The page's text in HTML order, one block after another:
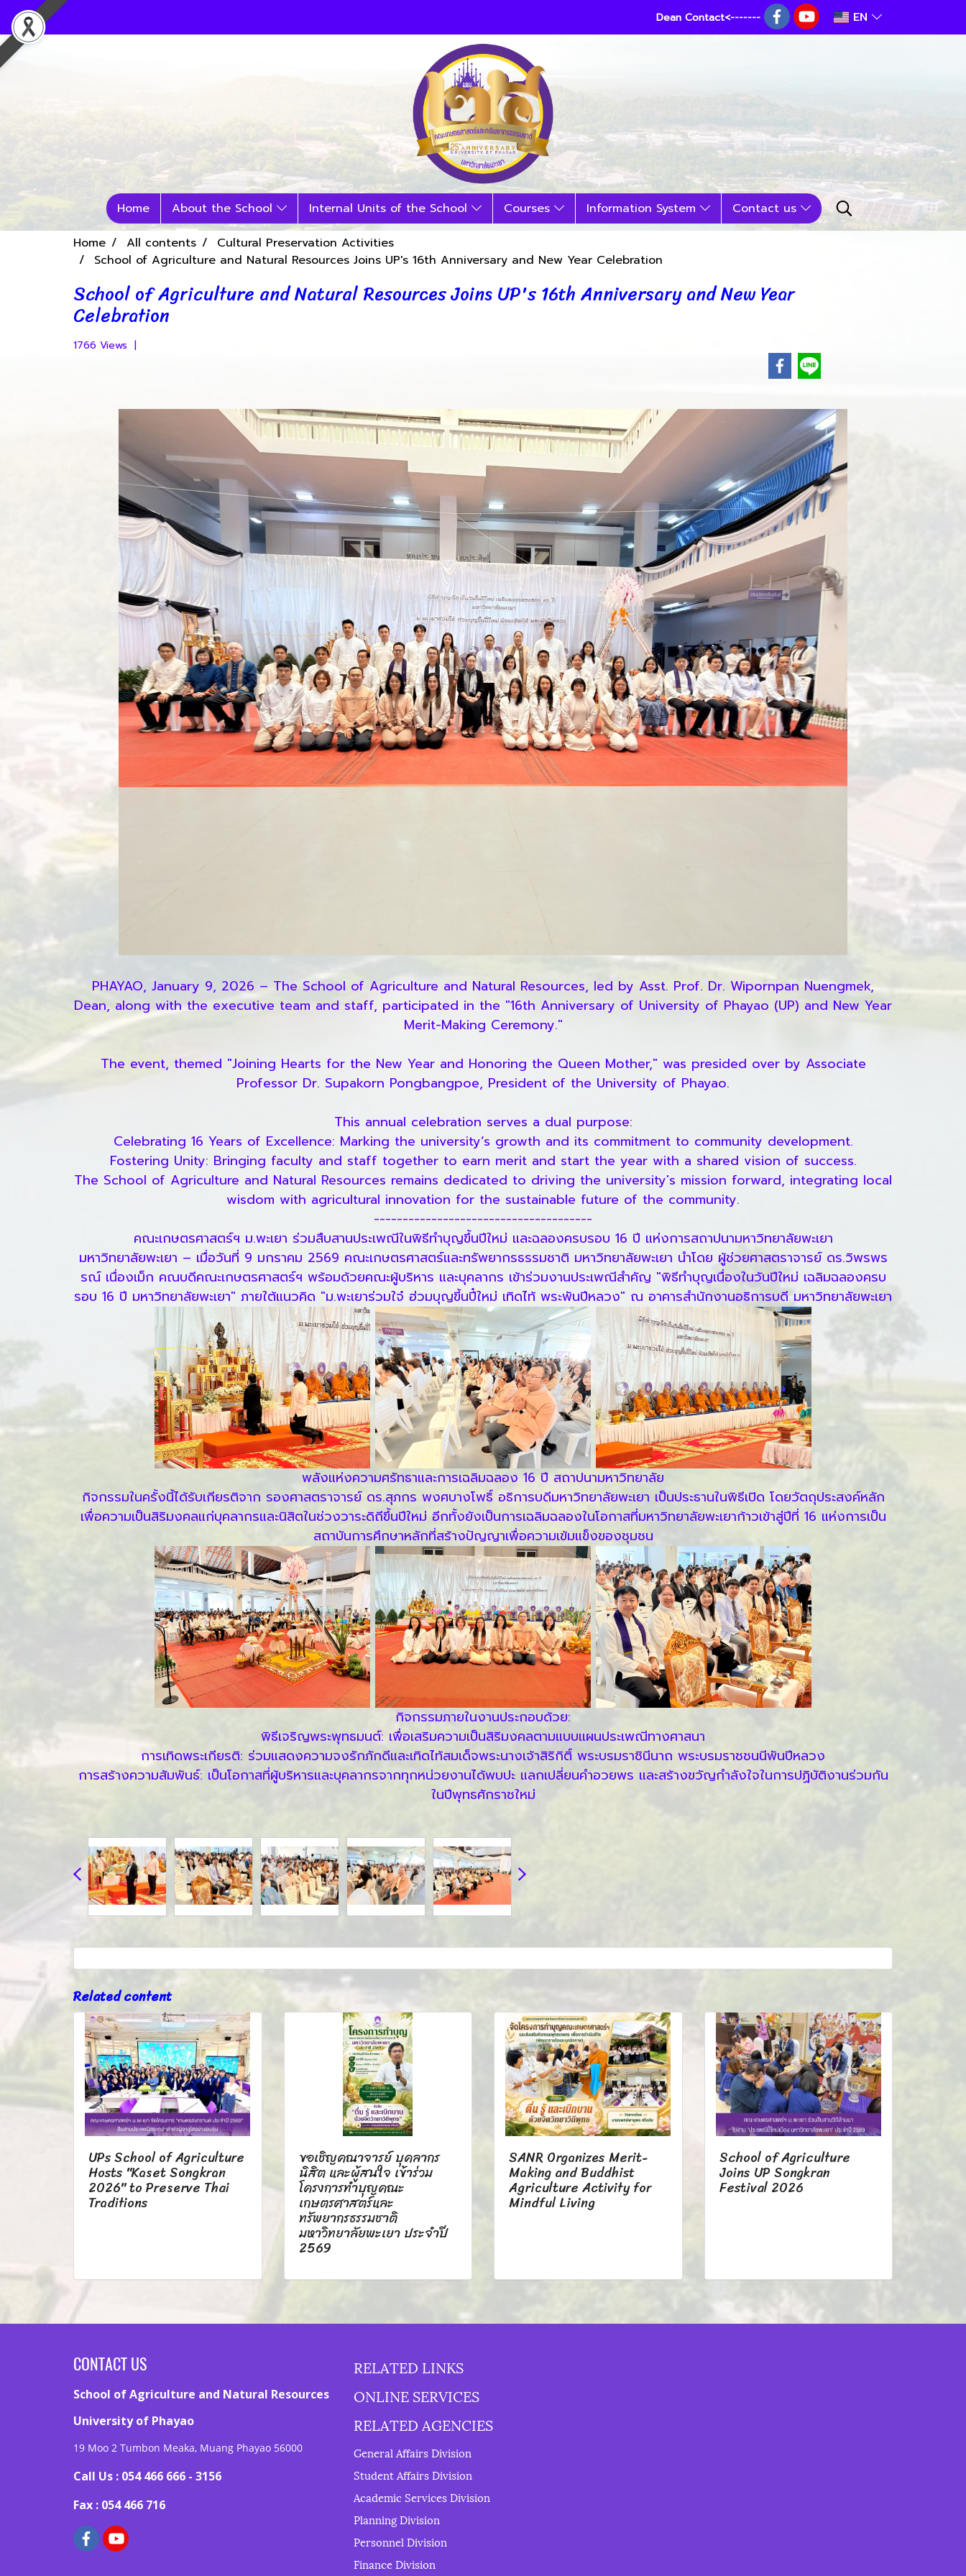
Dean Contact<------- EN
Home About the School Internal Units of the School Courses Information System
Contact us
Home
All contents
Cultural Preservation Activities
School of Agriculture and Natural Resources Joins UP's 16th Anniversary and New Year Celebration
School of Agriculture and Natural Resources Joins UP's 16th Anniversary and New Year
Celebration
1766 Views |
PHAYAO, January 9, 2026 – The School of Agriculture and Natural Resources, led by Asst. Prof. Dr. Wipornpan Nuengmek,
Dean, along with the executive team and staff, participated in the "16th Anniversary of University of Phayao (UP) and New Year
Merit-Making Ceremony."
The event, themed "Joining Hearts for the New Year and Honoring the Queen Mother," was presided over by Associate
Professor Dr. Supakorn Pongbangpoe, President of the University of Phayao.
This annual celebration serves a dual purpose:
Celebrating 16 Years of Excellence: Marking the university’s growth and its commitment to community development.
Fostering Unity: Bringing faculty and staff together to earn merit and start the year with a shared vision of success.
The School of Agriculture and Natural Resources remains dedicated to driving the university's mission forward, integrating local
wisdom with agricultural innovation for the sustainable future of the community.
--------------------------------------
คณะเกษตรศาสตร์ฯ ม.พะเยา ร่วมสืบสานประเพณีในพิธีทำบุญขึ้นปีใหม่ และฉลองครบรอบ 16 ปี แห่งการสถาปนามหาวิทยาลัยพะเยา
มหาวิทยาลัยพะเยา – เมื่อวันที่ 9 มกราคม 2569 คณะเกษตรศาสตร์และทรัพยากรธรรมชาติ มหาวิทยาลัยพะเยา นำโดย ผู้ช่วยศาสตราจารย์ ดร.วิพรพร
รณ์ เนื่องเม็ก คณบดีคณะเกษตรศาสตร์ฯ พร้อมด้วยคณะผู้บริหาร และบุคลากร เข้าร่วมงานประเพณีสำคัญ "พิธีทำบุญเนื่องในวันปีใหม่ เฉลิมฉลองครบ
รอบ 16 ปี มหาวิทยาลัยพะเยา" ภายใต้แนวคิด "ม.พะเยาร่วมใจ๋ ฮ่วมบุญขี้นปี๋ใหม่ เทิดไท้ พระพันปีหลวง" ณ อาคารสำนักงานอธิการบดี มหาวิทยาลัยพะเยา
พลังแห่งความศรัทธาและการเฉลิมฉลอง 16 ปี สถาปนามหาวิทยาลัย
กิจกรรมในครั้งนี้ได้รับเกียรติจาก รองศาสตราจารย์ ดร.สุภกร พงศบางโพธิ์ อธิการบดีมหาวิทยาลัยพะเยา เป็นประธานในพิธีเปิด โดยวัตถุประสงค์หลัก
เพื่อความเป็นสิริมงคลแก่บุคลากรและนิสิตในช่วงวาระดิถีขึ้นปีใหม่ อีกทั้งยังเป็นการเฉลิมฉลองในโอกาสที่มหาวิทยาลัยพะเยาก้าวเข้าสู่ปีที่ 16 แห่งการเป็น
สถาบันการศึกษาหลักที่สร้างปัญญาเพื่อความเข้มแข็งของชุมชน
กิจกรรมภายในงานประกอบด้วย:
พิธีเจริญพระพุทธมนต์: เพื่อเสริมความเป็นสิริมงคลตามแบบแผนประเพณีทางศาสนา
การเทิดพระเกียรติ: ร่วมแสดงความจงรักภักดีและเทิดไท้สมเด็จพระนางเจ้าสิริกิติ์ พระบรมราชินีนาถ พระบรมราชชนนีพันปีหลวง
การสร้างความสัมพันธ์: เป็นโอกาสที่ผู้บริหารและบุคลากรจากทุกหน่วยงานได้พบปะ แลกเปลี่ยนคำอวยพร และสร้างขวัญกำลังใจในการปฏิบัติงานร่วมกัน
ในปีพุทธศักราชใหม่
Related content
UPs School of Agriculture
Hosts "Kaset Songkran
2026" to Preserve Thai
Traditions
ขอเชิญคณาจารย์ บุคลากร
นิสิต และผู้สนใจ เข้าร่วม
โครงการทำบุญคณะ
เกษตรศาสตร์และ
ทรัพยากรธรรมชาติ
มหาวิทยาลัยพะเยา ประจำปี
2569
SANR Organizes Merit-
Making and Buddhist
Agriculture Activity for
Mindful Living
School of Agriculture
Joins UP Songkran
Festival 2026
CONTACT US
School of Agriculture and Natural Resources
University of Phayao
19 Moo 2 Tumbon Meaka, Muang Phayao 56000
Call Us : 054 466 666 - 3156
Fax : 054 466 716
RELATED LINKS
ONLINE SERVICES
RELATED AGENCIES
General Affairs Division
Student Affairs Division
Academic Services Division
Planning Division
Personnel Division
Finance Division